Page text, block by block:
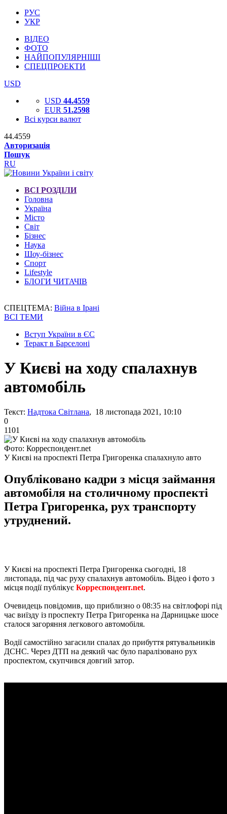
РУС
УКР
ВІДЕО
ФОТО
НАЙПОПУЛЯРНІШІ
СПЕЦПРОЕКТИ
USD
USD 44.4559
EUR 51.2598
Всі курси валют
44.4559
Авторизація
Пошук
RU
ВСІ РОЗДІЛИ
Головна
Україна
Місто
Світ
Бізнес
Наука
Шоу-бізнес
Спорт
Lifestyle
БЛОГИ ЧИТАЧІВ
СПЕЦТЕМА: Війна в Ірані
ВСІ ТЕМИ
Вступ України в ЄС
Теракт в Барселоні
У Києві на ходу спалахнув
автомобіль
Текст: Надтока Світлана, 18 листопада 2021, 10:10
0
1101
Фото: Корреспондент.net
У Києві на проспекті Петра Григоренка спалахнуло авто
Опубліковано кадри з місця займання
автомобіля на столичному проспекті
Петра Григоренка, рух транспорту
утруднений.
У Києві на проспекті Петра Григоренка сьогодні, 18
листопада, під час руху спалахнув автомобіль. Відео і фото з
місця події публікує Корреспондент.net.
Очевидець повідомив, що приблизно о 08:35 на світлофорі під
час виїзду із проспекту Петра Григоренка на Дарницьке шосе
сталося загоряння легкового автомобіля.
Водії самостійно загасили спалах до прибуття рятувальників
ДСНС. Через ДТП на деякий час було паралізовано рух
проспектом, скупчився довгий затор.